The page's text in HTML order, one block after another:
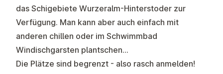
das Schigebiete Wurzeralm-Hinterstoder zur
Verfügung. Man kann aber auch einfach mit
anderen chillen oder im Schwimmbad
Windischgarsten plantschen…
Die Plätze sind begrenzt - also rasch anmelden!